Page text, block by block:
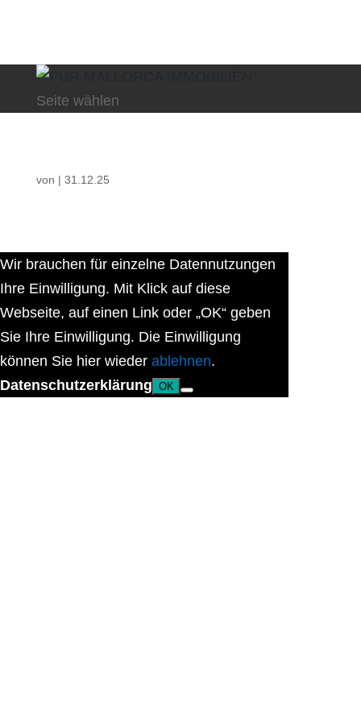
Seite wählen
von | 31.12.25
Wir brauchen für einzelne Datennutzungen
Ihre Einwilligung. Mit Klick auf diese
Webseite, auf einen Link oder „OK“ geben
Sie Ihre Einwilligung. Die Einwilligung
können Sie hier wieder ablehnen.
Datenschutzerklärung OK